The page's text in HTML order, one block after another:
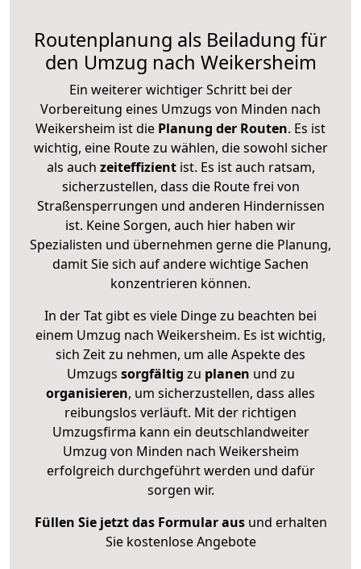
Routenplanung als Beiladung für
den Umzug nach Weikersheim
Ein weiterer wichtiger Schritt bei der
Vorbereitung eines Umzugs von Minden nach
Weikersheim ist die Planung der Routen. Es ist
wichtig, eine Route zu wählen, die sowohl sicher
als auch zeiteffizientist. Es ist auch ratsam,
sicherzustellen, dass die Route frei von
Straßensperrungen und anderen Hindernissen
ist. Keine Sorgen, auch hier haben wir
Spezialisten und übernehmen gerne die Planung,
damit Sie sich auf andere wichtige Sachen
konzentrieren können.
In der Tat gibt es viele Dinge zu beachten bei
einem Umzug nach Weikersheim. Es ist wichtig,
sich Zeit zu nehmen, um alle Aspekte des
Umzugs sorgfältig zu planen und zu
organisieren, um sicherzustellen, dass alles
reibungslos verläuft. Mit der richtigen
Umzugsfirma kann ein deutschlandweiter
Umzug von Minden nach Weikersheim
erfolgreich durchgeführt werden und dafür
sorgen wir.
Füllen Sie jetzt das Formular ausund erhalten
Sie kostenlose Angebote